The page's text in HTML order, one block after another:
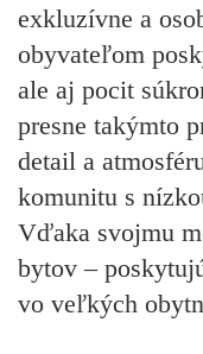
exkluzívne a
obyvateľom
ale aj pocit
presne takýmto
detail a
komunitu s
Vďaka svojmu
bytov –
vo veľkých